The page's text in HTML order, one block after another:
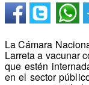
La Cámara
Larreta a vacunar
que estén
en el sector